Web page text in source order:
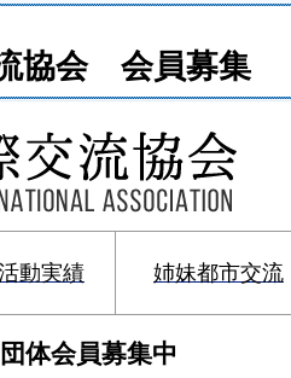
協会 会員募集
動実績 姉妹都市交流
体会員募集中